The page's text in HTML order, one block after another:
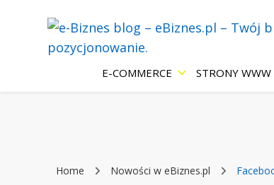
e-Biznes
Internecie:
Blog eBiznes.pl – wszystko o prowadzenie
E-COMMERCE STRONY WWW
Home Nowości w eBiznes.pl